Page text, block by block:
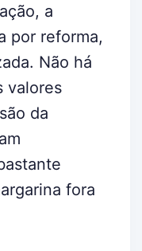
a
por reforma,
Não há
valores
da
fora